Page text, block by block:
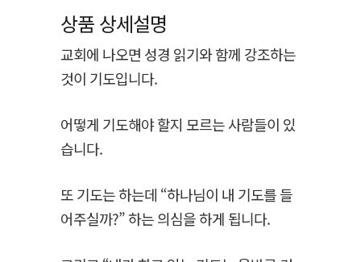
상품 상세설명
교회에 나오면 성경 읽기와 함께 강조하는
것이 기도입니다.
어떻게 기도해야 할지 모르는 사람들이 있
습니다.
또 기도는 하는데 “하나님이 내 기도를 들
어주실까?” 하는 의심을 하게 됩니다.